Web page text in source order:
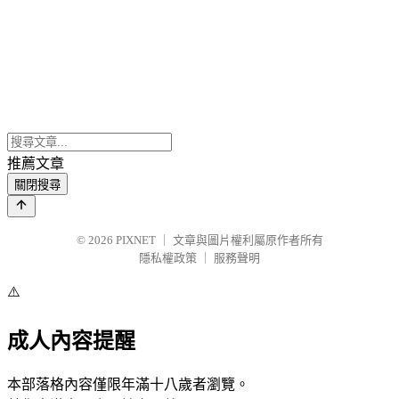
推薦文章
關閉搜尋
© 2026 PIXNET
文章與圖片權利屬原作者所有
隱私權政策
服務聲明
⚠️
成人內容提醒
本部落格內容僅限年滿十八歲者瀏覽。